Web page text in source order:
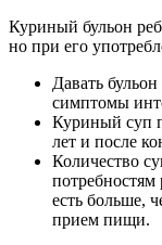
Куриный бульон
но при его
Давать
симптомы
Куриный суп
лет и после
Количество
потребностям
есть больше,
прием пищи.